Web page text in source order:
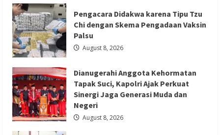
Berita Nasional
Berita Pendidikan
Kapolres Kebumen Bagikan
Perlengkapan Sekolah untuk 15 Siswa di
Sempor
Redaksi 01 August 7, 2026
SMK
Sederajat
hingga
Perguruan
Tinggi
Pengacara Didakwa karena Tipu Tzu
Chi dengan Skema Pengadaan Vaksin
Palsu
August 8, 2026
Dianugerahi Anggota Kehormatan
Tapak Suci, Kapolri Ajak Perkuat
Sinergi Jaga Generasi Muda dan
Negeri
August 8, 2026